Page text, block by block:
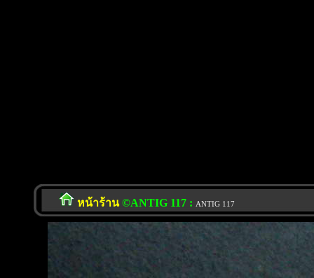
หน้าร้าน©ANTIG 117 : ANTIG 117